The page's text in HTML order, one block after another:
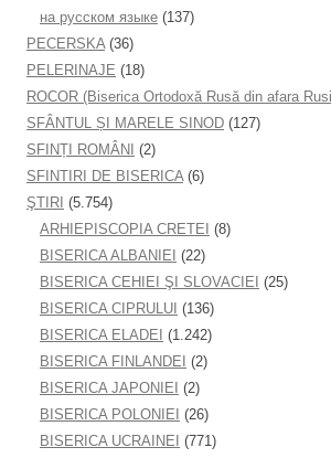
на русском языке (137)
PECERSKA(36)
PELERINAJE (18)
ROCOR (Biserica Ortodoxă Rusă din afara
SFÂNTUL ȘI MARELE SINOD (127)
SFINȚI ROMÂNI (2)
SFINTIRI DE BISERICA(6)
ŞTIRI (5.754)
ARHIEPISCOPIA CRETEI (8)
BISERICA ALBANIEI (22)
BISERICA CEHIEI ŞI SLOVACIEI (25)
BISERICA CIPRULUI (136)
BISERICA ELADEI (1.242)
BISERICA FINLANDEI (2)
BISERICA JAPONIEI (2)
BISERICA POLONIEI (26)
BISERICA UCRAINEI (771)